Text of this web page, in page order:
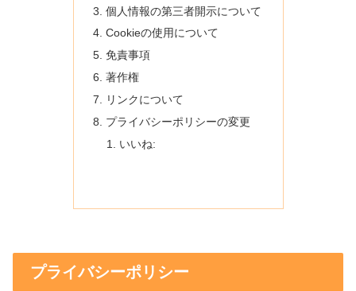
個人情報の第三者開示について
Cookieの使用について
免責事項
著作権
リンクについて
プライバシーポリシーの変更
いいね:
プライバシーポリシー